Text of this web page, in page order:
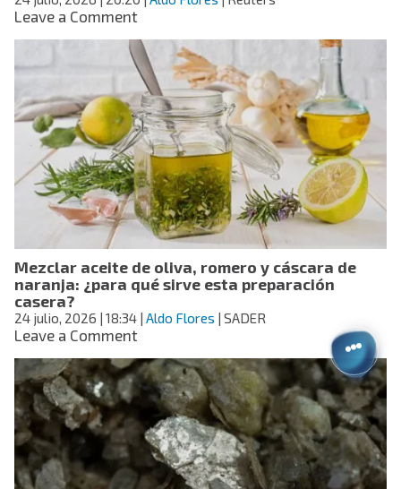
Leave a Commenton
de
IA
de
OpenAI
hackeó
Hugging
Face
durante
días;
empresa
tardó
una
semana
en
Mezclar aceite de oliva, romero y cáscara de
naranja: ¿para qué sirve esta preparación
casera?
24 julio, 2026 | 18:34 Aldo Flores | SADER
Leave a Commenton
aceite
de
oliva,
romero
y
cáscara
de